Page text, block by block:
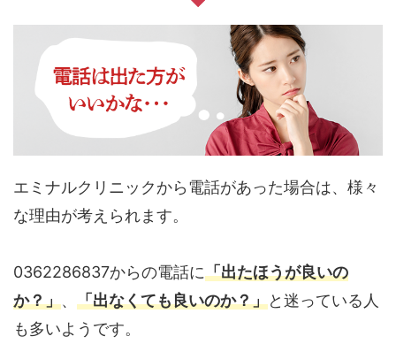
エミナルクリニックから電話があった場合は、様々
な理由が考えられます。
0362286837からの電話に「出たほうが良いの
か？」、 「出なくても良いのか？」と迷っている人
も多いようです。